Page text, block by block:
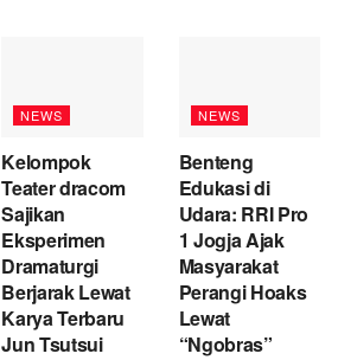
NEWS
Kelompok
Teater dracom
Sajikan
Eksperimen
Dramaturgi
Berjarak Lewat
Karya Terbaru
Jun Tsutsui
NEWS
Benteng
Edukasi di
Udara: RRI Pro
1 Jogja Ajak
Masyarakat
Perangi Hoaks
Lewat
“Ngobras”